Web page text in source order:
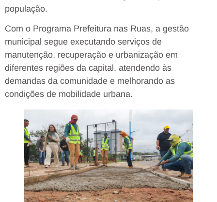
população.
Com o Programa Prefeitura nas Ruas, a gestão
municipal segue executando serviços de
manutenção, recuperação e urbanização em
diferentes regiões da capital, atendendo às
demandas da comunidade e melhorando as
condições de mobilidade urbana.